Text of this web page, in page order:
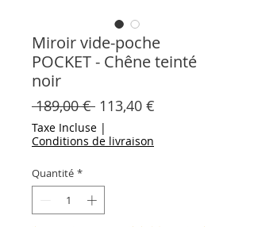
Miroir vide-poche
POCKET - Chêne teinté
noir
189,00 € Prix
original
113,40 €
Taxe Incluse |
Conditions de livraison
Quantité *